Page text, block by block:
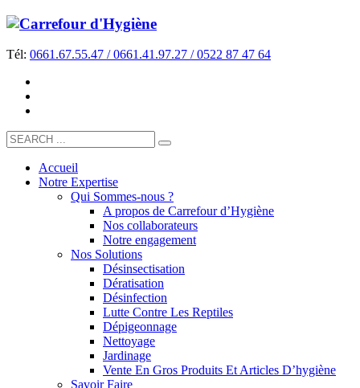
Tél: 0661.67.55.47 / 0661.41.97.27 / 0522 87 47 64
Accueil
Notre Expertise
Qui Sommes-nous ?
A propos de Carrefour d’Hygiène
Nos collaborateurs
Notre engagement
Nos Solutions
Désinsectisation
Dératisation
Désinfection
Lutte Contre Les Reptiles
Dépigeonnage
Nettoyage
Jardinage
Vente En Gros Produits Et Articles D’hygiène
Savoir Faire